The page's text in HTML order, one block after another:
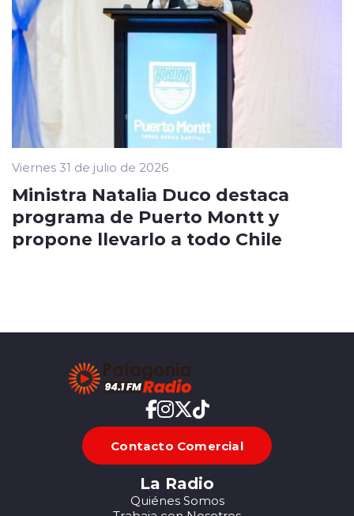
Viernes 31 de julio de 2026
Ministra Natalia Duco destaca
programa de Puerto Montt y
propone llevarlo a todo Chile
Contacto Comercial
La Radio
Quiénes Somos